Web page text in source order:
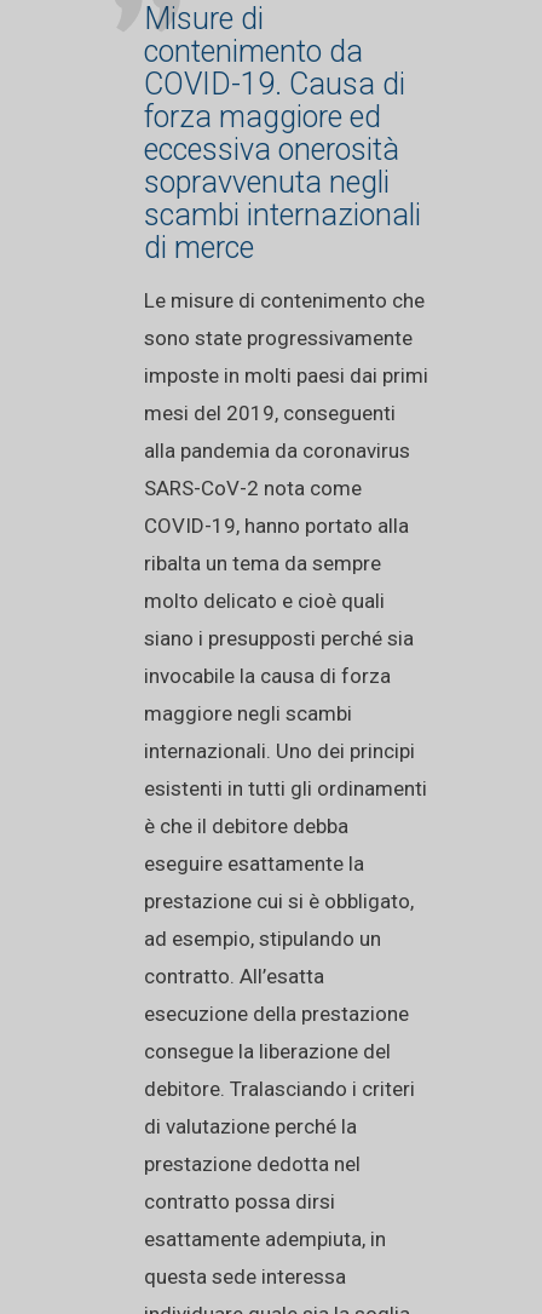
Misure di
contenimento da
COVID-19. Causa di
forza maggiore ed
eccessiva onerosità
sopravvenuta negli
scambi internazionali
di merce
Le misure di contenimento che
sono state progressivamente
imposte in molti paesi dai primi
mesi del 2019, conseguenti
alla pandemia da coronavirus
SARS-CoV-2 nota come
COVID-19, hanno portato alla
ribalta un tema da sempre
molto delicato e cioè quali
siano i presupposti perché sia
invocabile la causa di forza
maggiore negli scambi
internazionali. Uno dei principi
esistenti in tutti gli ordinamenti
è che il debitore debba
eseguire esattamente la
prestazione cui si è obbligato,
ad esempio, stipulando un
contratto. All’esatta
esecuzione della prestazione
consegue la liberazione del
debitore. Tralasciando i criteri
di valutazione perché la
prestazione dedotta nel
contratto possa dirsi
esattamente adempiuta, in
questa sede interessa